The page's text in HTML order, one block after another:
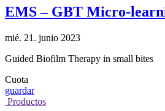
EMS – GBT Micro-
mié. 21. junio 2023
Guided Biofilm Therapy in small bites
Cuota
guardar
Productos